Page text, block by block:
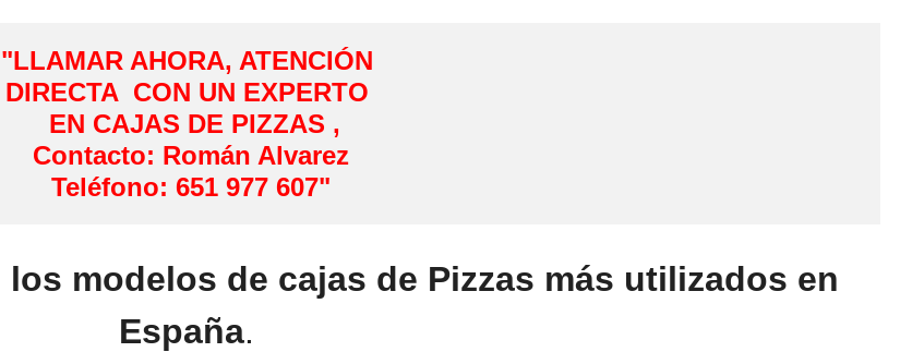
"LLAMAR AHORA, ATENCIÓN
EN CAJAS DE PIZZAS ,
Contacto: Román Alvarez
Teléfono: 651 977 607"
los modelos de cajas de Pizzas más utilizados en
España.